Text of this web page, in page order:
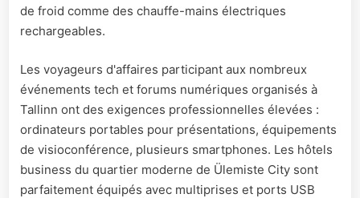
de froid comme des chauffe-mains électriques
rechargeables.
Les voyageurs d'affaires participant aux nombreux
événements tech et forums numériques organisés à
Tallinn ont des exigences professionnelles élevées :
ordinateurs portables pour présentations, équipements
de visioconférence, plusieurs smartphones. Les hôtels
business du quartier moderne de Ülemiste City sont
parfaitement équipés avec multiprises et ports USB